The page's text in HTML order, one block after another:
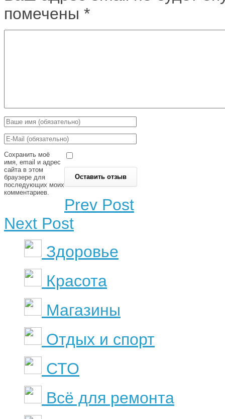
помечены *
Сохранить моё
имя, email и адрес
сайта в этом
браузере для
последующих моих
комментариев.
Prev Post
Next Post
Здоровье
Красота
Магазины
Отдых и спорт
СТО
Всё для ремонта